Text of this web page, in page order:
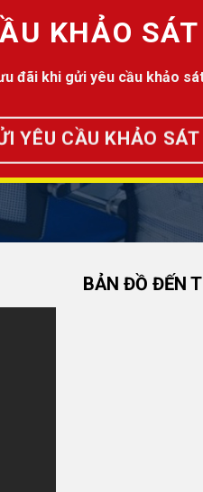
KHẢO
đãi khi gửi yêu cầu khảo
YÊU CẦU KHẢO SÁT
BẢN ĐỒ ĐẾN